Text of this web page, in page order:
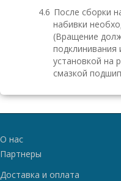
4.6 После сборки
набивки
(Вращение
подклинивания
установкой на
смазкой
О нас
Партнеры
Доставка и оплата